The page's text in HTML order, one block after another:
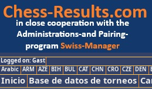
Logged on: Gast
Arabic ARM AZE BIH BUL CAT CHN CRO CZE DEN
Inicio Base de datos de torneos